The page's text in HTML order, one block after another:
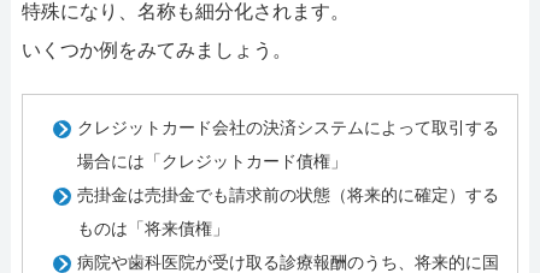
特殊になり、名称も細分化されます。
いくつか例をみてみましょう。
クレジットカード会社の決済システムによって取引する
場合には「クレジットカード債権」
売掛金は売掛金でも請求前の状態（将来的に確定）する
ものは「将来債権」
病院や歯科医院が受け取る診療報酬のうち、将来的に国